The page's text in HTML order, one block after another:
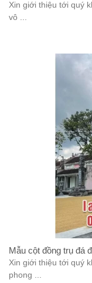
Xin giới thiệu tới quý
vô ...
Mẫu cột đồng trụ đá
Xin giới thiệu tới quý
phong ...